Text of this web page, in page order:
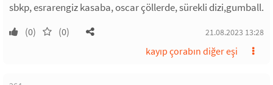
sbkp, esrarengiz kasaba, oscar çöllerde, sürekli dizi,gumball.
(0) (0) 21.08.2023 13:28
kayıp çorabın diğer eşi